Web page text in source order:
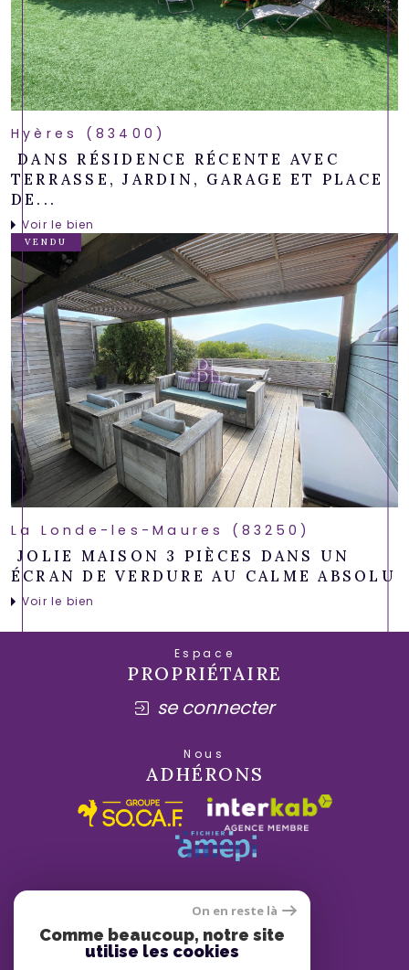
Hyères (83400)
DANS RÉSIDENCE RÉCENTE AVEC
TERRASSE, JARDIN, GARAGE ET PLACE
DE...
Voir le bien
VENDU
La Londe-les-Maures (83250)
JOLIE MAISON 3 PIÈCES DANS UN
ÉCRAN DE VERDURE AU CALME ABSOLU
Voir le bien
Espace
PROPRIÉTAIRE
se connecter
Nous
ADHÉRONS
On en reste là
Comme beaucoup, notre site
utilise les cookies